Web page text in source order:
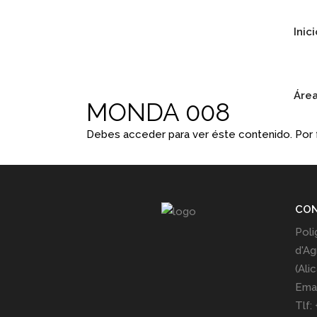
MONDA 008
Debes acceder para ver éste contenido.
Tlf: